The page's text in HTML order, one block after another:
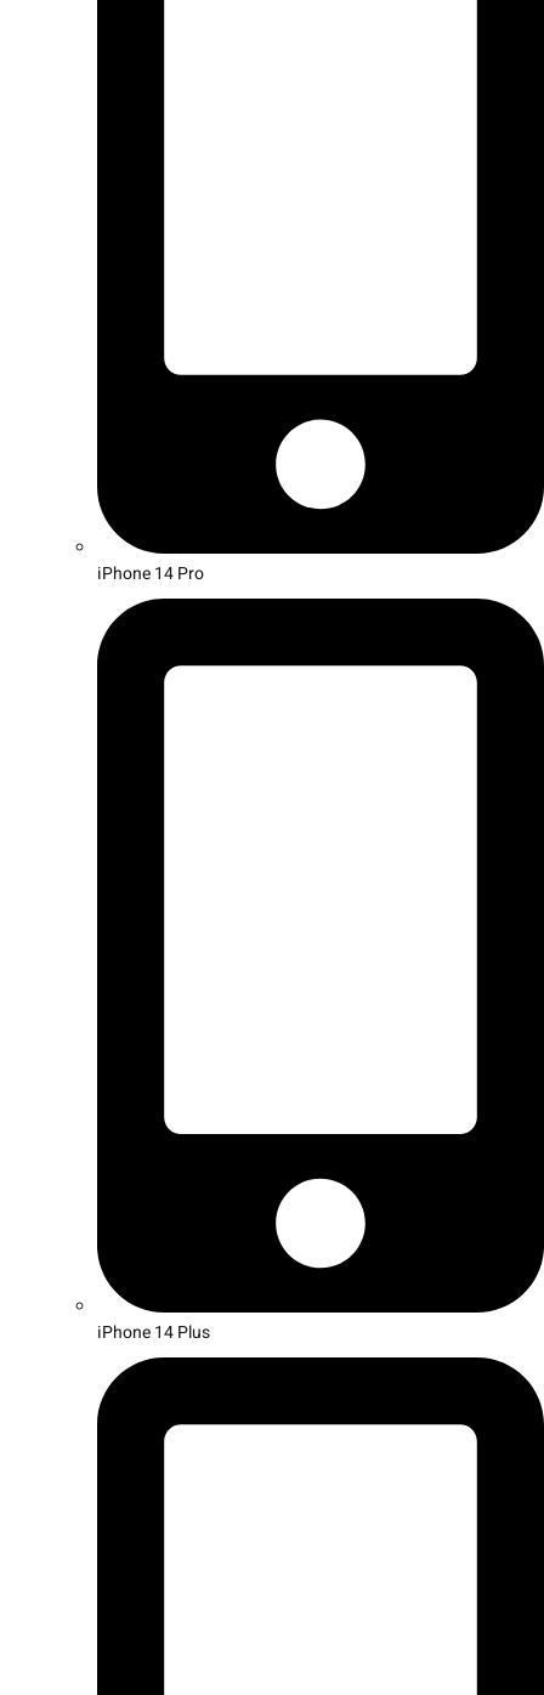
iPhone 14 Pro
iPhone 14 Plus